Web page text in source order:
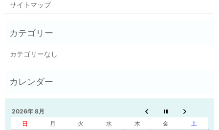
サイトマップ
カテゴリーなし
2026年 8月
日
月 火 水 木 金 土